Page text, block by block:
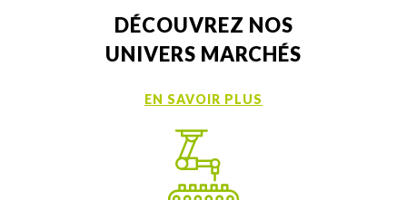
DÉCOUVREZ NOS
UNIVERS MARCHÉS
EN SAVOIR PLUS